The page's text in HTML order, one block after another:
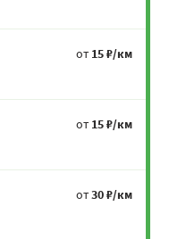
от 15 ₽/км
от 15 ₽/км
от30 ₽/км